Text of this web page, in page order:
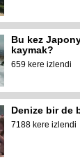
Bu kez
kaymak?
659 kere izlendi
Denize bir de
7188 kere izlendi